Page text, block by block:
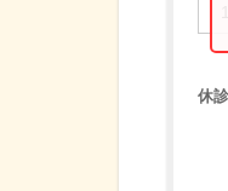
休